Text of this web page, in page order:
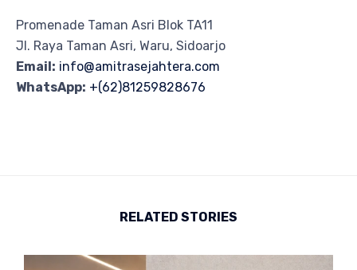
Promenade Taman Asri Blok TA11
Jl. Raya Taman Asri, Waru, Sidoarjo
Email: info@amitrasejahtera.com
WhatsApp: +(62)81259828676
RELATED STORIES